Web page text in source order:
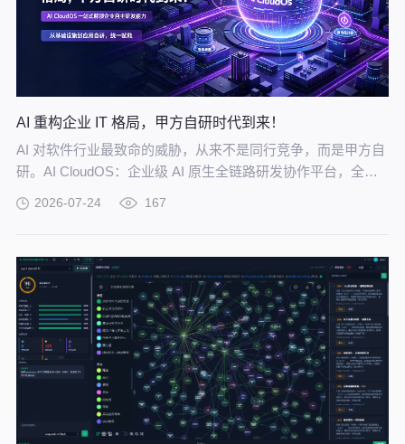
AI 重构企业 IT 格局，甲方自研时代到来！
AI 对软件行业最致命的威胁，从来不是同行竞争，而是甲方自
研。AI CloudOS：企业级 AI 原生全链路研发协作平台，全方
2026-07-24 167